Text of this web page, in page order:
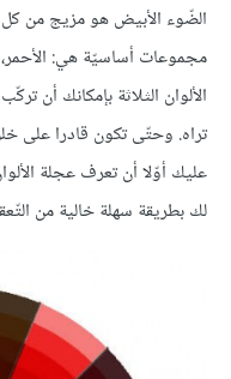
الضّوء الأبيض هو مزيج من كل
مجموعات أساسيّة هي: الأحمر،
الألوان الثلاثة بإمكانك أن
تراه. وحتّى تكون قادرا على
لك بطريقة سهلة خالية من